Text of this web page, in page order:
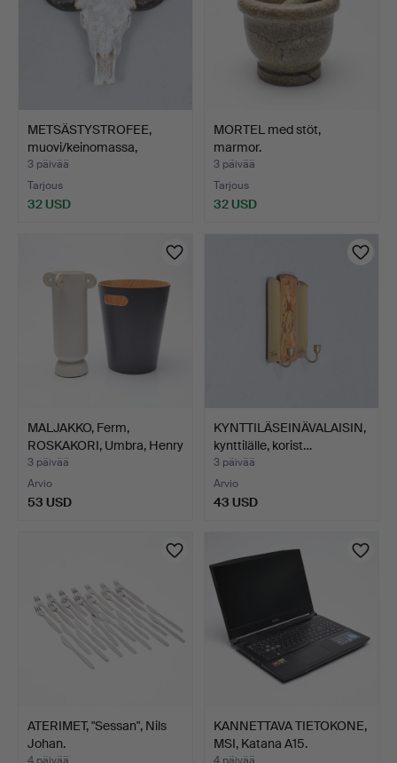
METSÄSTYSTROFEE,
muovi/keinomassa,
aikalai…
3 päivää
Tarjous
32 USD
MORTEL med stöt,
marmor.
3 päivää
Tarjous
32 USD
MALJAKKO, Ferm,
ROSKAKORI, Umbra, Henry
Hu…
3 päivää
Arvio
53 USD
KYNTTILÄSEINÄVALAISIN,
kynttilälle, korist…
3 päivää
Arvio
43 USD
ATERIMET, "Sessan", Nils
Johan.
4 päivää
KANNETTAVA TIETOKONE,
MSI, Katana A15.
4 päivää